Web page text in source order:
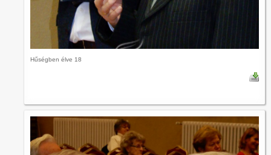
Hűségben élve 18